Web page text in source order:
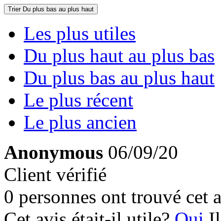
Trier Du plus bas au plus haut
Les plus utiles
Du plus haut au plus bas
Du plus bas au plus haut
Le plus récent
Le plus ancien
Anonymous 06/09/20
Client vérifié
0 personnes ont trouvé cet